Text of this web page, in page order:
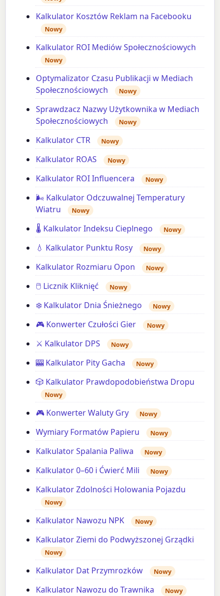
Kalkulator Kosztów Reklam na Facebooku
Nowy
Kalkulator ROI Mediów Społecznościowych
Nowy
Optymalizator Czasu Publikacji w Mediach
Społecznościowych
Nowy
Sprawdzacz Nazwy Użytkownika w Mediach
Społecznościowych
Nowy
Kalkulator CTR Nowy
Kalkulator ROAS Nowy
Kalkulator ROI Influencera Nowy
🌬️ Kalkulator Odczuwalnej Temperatury
Wiatru
Nowy
🌡️ Kalkulator Indeksu Cieplnego Nowy
💧 Kalkulator Punktu Rosy Nowy
Kalkulator Rozmiaru Opon Nowy
🖱️ Licznik Kliknięć Nowy
❄️ Kalkulator Dnia Śnieżnego Nowy
🎮 Konwerter Czułości Gier Nowy
⚔️ Kalkulator DPS Nowy
🎰 Kalkulator Pity Gacha Nowy
🎲 Kalkulator Prawdopodobieństwa Dropu
Nowy
🎮 Konwerter Waluty Gry Nowy
Wymiary Formatów Papieru Nowy
Kalkulator Spalania Paliwa Nowy
Kalkulator 0–60 i Ćwierć Mili Nowy
Kalkulator Zdolności Holowania Pojazdu
Nowy
Kalkulator Nawozu NPK Nowy
Kalkulator Ziemi do Podwyższonej Grządki
Nowy
Kalkulator Dat Przymrozków Nowy
Kalkulator Nawozu do Trawnika Nowy